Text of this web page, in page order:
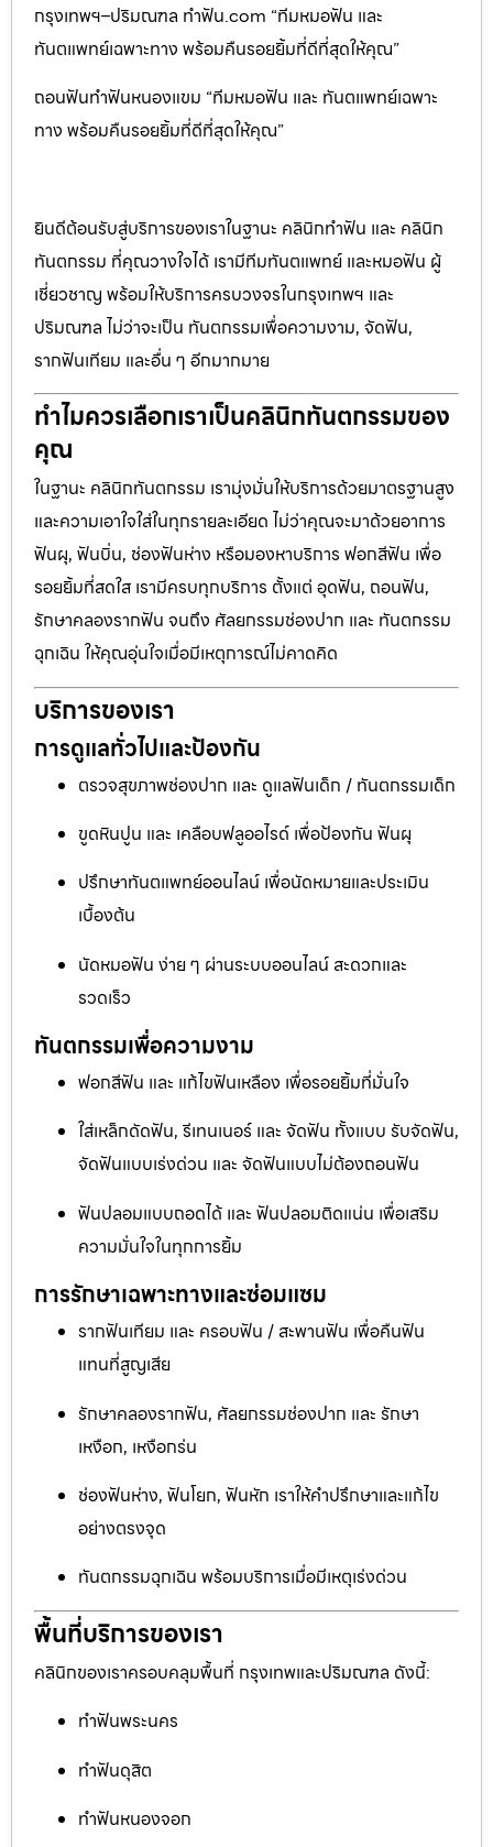
กรุงเทพฯ–ปริมณฑล ทำฟัน.com “ทีมหมอฟัน และ
ทันตแพทย์เฉพาะทาง พร้อมคืนรอยยิ้มที่ดีที่สุดให้คุณ”
ถอนฟันทำฟันหนองแขม “ทีมหมอฟัน และ ทันตแพทย์เฉพาะ
ทาง พร้อมคืนรอยยิ้มที่ดีที่สุดให้คุณ”
ยินดีต้อนรับสู่บริการของเราในฐานะ คลินิกทำฟัน และ คลินิก
ทันตกรรม ที่คุณวางใจได้ เรามีทีมทันตแพทย์ และหมอฟัน ผู้
เชี่ยวชาญ พร้อมให้บริการครบวงจรในกรุงเทพฯ และ
ปริมณฑล ไม่ว่าจะเป็น ทันตกรรมเพื่อความงาม, จัดฟัน,
รากฟันเทียม และอื่น ๆ อีกมากมาย
ทำไมควรเลือกเราเป็นคลินิกทันตกรรมของ
คุณ
ในฐานะ คลินิกทันตกรรม เรามุ่งมั่นให้บริการด้วยมาตรฐานสูง
และความเอาใจใส่ในทุกรายละเอียด ไม่ว่าคุณจะมาด้วยอาการ
ฟันผุ, ฟันบิ่น, ช่องฟันห่าง หรือมองหาบริการ ฟอกสีฟัน เพื่อ
รอยยิ้มที่สดใส เรามีครบทุกบริการ ตั้งแต่ อุดฟัน, ถอนฟัน,
รักษาคลองรากฟัน จนถึง ศัลยกรรมช่องปาก และ ทันตกรรม
ฉุกเฉิน ให้คุณอุ่นใจเมื่อมีเหตุการณ์ไม่คาดคิด
บริการของเรา
การดูแลทั่วไปและป้องกัน
ตรวจสุขภาพช่องปาก และ ดูแลฟันเด็ก / ทันตกรรมเด็ก
ขูดหินปูน และ เคลือบฟลูออไรด์ เพื่อป้องกัน ฟันผุ
ปรึกษาทันตแพทย์ออนไลน์ เพื่อนัดหมายและประเมิน
เบื้องต้น
นัดหมอฟัน ง่าย ๆ ผ่านระบบออนไลน์ สะดวกและ
รวดเร็ว
ทันตกรรมเพื่อความงาม
ฟอกสีฟัน และ แก้ไขฟันเหลือง เพื่อรอยยิ้มที่มั่นใจ
ใส่เหล็กดัดฟัน, รีเทนเนอร์ และ จัดฟัน ทั้งแบบ รับจัดฟัน,
จัดฟันแบบเร่งด่วน และ จัดฟันแบบไม่ต้องถอนฟัน
ฟันปลอมแบบถอดได้ และ ฟันปลอมติดแน่น เพื่อเสริม
ความมั่นใจในทุกการยิ้ม
การรักษาเฉพาะทางและซ่อมแซม
รากฟันเทียม และ ครอบฟัน / สะพานฟัน เพื่อคืนฟัน
แทนที่สูญเสีย
รักษาคลองรากฟัน, ศัลยกรรมช่องปาก และ รักษา
เหงือก, เหงือกร่น
ช่องฟันห่าง, ฟันโยก, ฟันหัก เราให้คำปรึกษาและแก้ไข
อย่างตรงจุด
ทันตกรรมฉุกเฉิน พร้อมบริการเมื่อมีเหตุเร่งด่วน
พื้นที่บริการของเรา
คลินิกของเราครอบคลุมพื้นที่ กรุงเทพและปริมณฑล ดังนี้:
ทำฟันพระนคร
ทำฟันดุสิต
ทำฟันหนองจอก